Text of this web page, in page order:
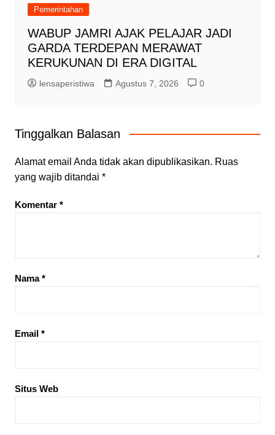
Pemerintahan
WABUP JAMRI AJAK PELAJAR JADI
GARDA TERDEPAN MERAWAT
KERUKUNAN DI ERA DIGITAL
lensaperistiwa Agustus 7, 2026 0
Tinggalkan Balasan
Alamat email Anda tidak akan dipublikasikan. Ruas
yang wajib ditandai *
Komentar *
Nama*
Email *
Situs Web